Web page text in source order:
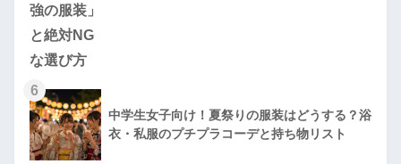
6
中学生女子向け！夏祭りの服装はどうする？浴
衣・私服のプチプラコーデと持ち物リスト